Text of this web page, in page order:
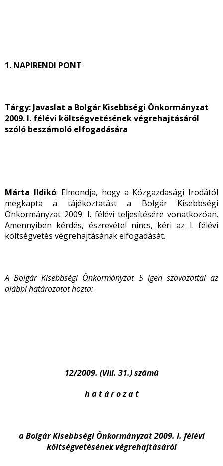
1. NAPIRENDI PONT
Tárgy: Javaslat a Bolgár Kisebbségi Önkormányzat
2009. I. félévi költségvetésének végrehajtásáról
szóló beszámoló elfogadására
Márta Ildikó: Elmondja, hogy a Közgazdasági Irodától
megkapta a tájékoztatást a Bolgár Kisebbségi
Önkormányzat 2009. I. félévi teljesítésére vonatkozóan.
Amennyiben kérdés, észrevétel nincs, kéri az I. félévi
költségvetés végrehajtásának elfogadását.
A Bolgár Kisebbségi Önkormányzat 5 igen szavazattal az
alábbi határozatot hozta:
12/2009. (VIII. 31.) számú
h a t á r o z a t
a Bolgár Kisebbségi Önkormányzat 2009. I. félévi
költségvetésének végrehajtásáról